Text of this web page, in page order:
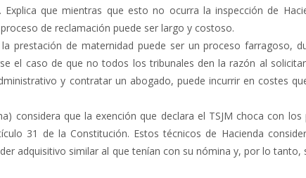
que mientras que esto no ocurra la inspección de
de reclamación puede ser largo y costoso.
prestación de maternidad puede ser un proceso farragoso,
el caso de que no todos los tribunales den la razón al
y contratar un abogado, puede incurrir en costes
considera que la exención que declara el TSJM choca con los
31 de la Constitución. Estos técnicos de Hacienda
adquisitivo similar al que tenían con su nómina y, por lo tanto,